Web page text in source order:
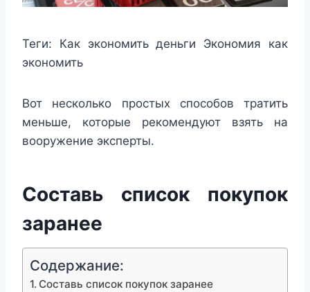
Теги: Как экономить деньги Экономия как
экономить
Вот несколько простых способов тратить
меньше, которые рекомендуют взять на
вооружение эксперты.
Составь список покупок
заранее
Содержание:
Составь список покупок заранее